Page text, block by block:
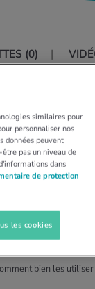
(0)
bien les utiliser
similaires pour
personnaliser nos
données peuvent
pas un niveau de
dans
de protection
les cookies